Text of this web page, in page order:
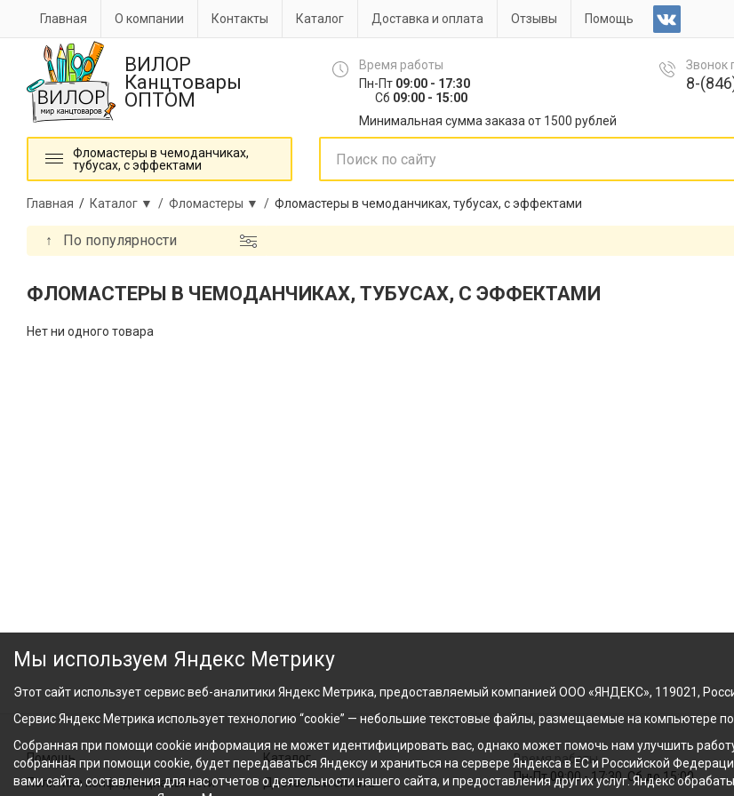
Главная О компании Контакты Каталог Доставка и оплата Отзывы Помощь
ВИЛОР
Канцтовары
ОПТОМ
Время работы
Пн-Пт 09:00 - 17:30
Сб 09:00 - 15:00
Минимальная сумма заказа от 1500 рублей
Звонок
8-
Фломастеры в чемоданчиках,
тубусах, с эффектами
Главная / Каталог ▼ / Фломастеры ▼ / Фломастеры в чемоданчиках, тубусах, с эффектами
↑ По популярности
ФЛОМАСТЕРЫ В ЧЕМОДАНЧИКАХ, ТУБУСАХ, С ЭФФЕКТАМИ
Нет ни одного товара
Помощь
Политика конфиденциальности
Каталог
Доставка и оплата
Время работы
Пн-Пт 09:00 - 17:30, Сб до 15:00
Мы используем Яндекс Метрику
Этот сайт использует сервис веб-аналитики Яндекс Метрика, предоставляемый компанией ООО «ЯНДЕКС», 119021,
Сервис Яндекс Метрика использует технологию “cookie” — небольшие текстовые файлы, размещаемые на компьютере
Собранная при помощи cookie информация не может идентифицировать вас, однако может помочь нам улучшить
собранная при помощи cookie, будет передаваться Яндексу и храниться на сервере Яндекса в ЕС и Российской
вами сайта, составления для нас отчетов о деятельности нашего сайта, и предоставления других услуг. Яндекс